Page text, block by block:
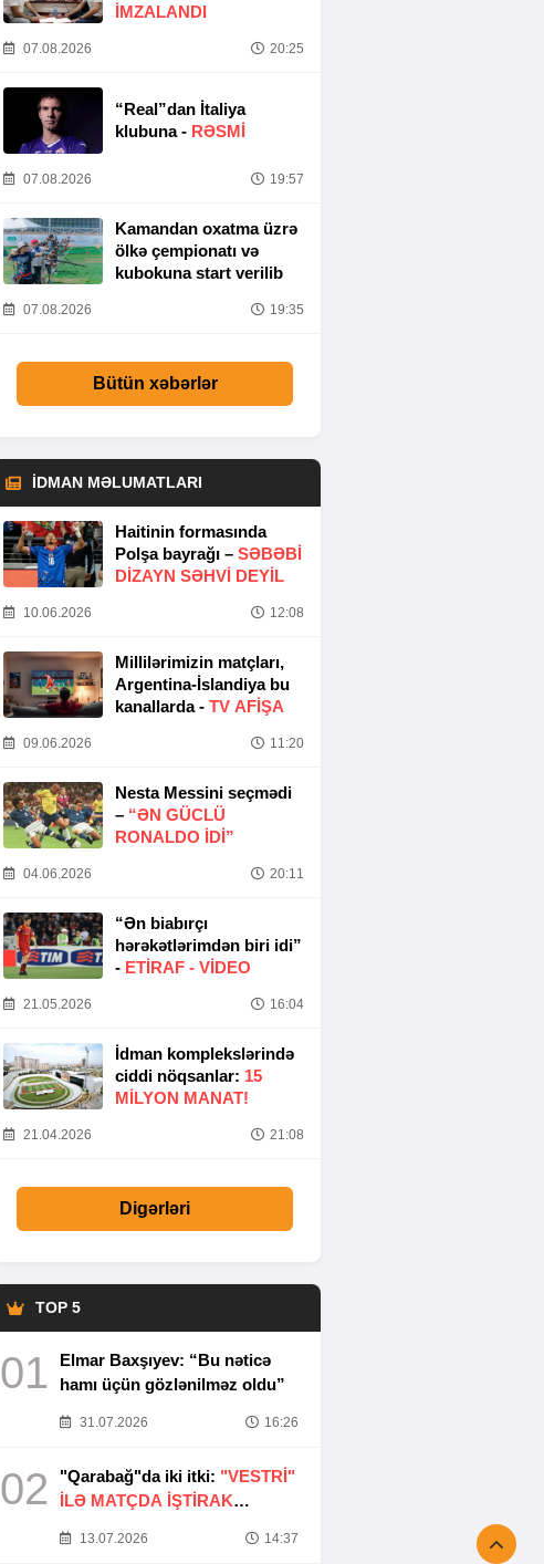
İMZALANDI
07.08.2026 20:25
“Real”dan İtaliya
klubuna - RƏSMİ
07.08.2026 19:57
Kamandan oxatma üzrə
ölkə çempionatı və
kubokuna start verilib
07.08.2026 19:35
Bütün xəbərlər
İDMAN MƏLUMATLARI
Haitinin formasında
Polşa bayrağı – SƏBƏBI
DIZAYN SƏHVI DEYIL
10.06.2026 12:08
Millilərimizin matçları,
Argentina-İslandiya bu
kanallarda - TV AFİŞA
09.06.2026 11:20
Nesta Messini seçmədi
– “ƏN GÜCLÜ
RONALDO IDI”
04.06.2026 20:11
“Ən biabırçı
hərəkətlərimdən biri idi”
- ETIRAF - VİDEO
21.05.2026 16:04
İdman komplekslərində
ciddi nöqsanlar: 15
MILYON MANAT!
21.04.2026 21:08
Digərləri
TOP 5
01
Elmar Baxşıyev: “Bu nəticə
hamı üçün gözlənilməz oldu”
31.07.2026 16:26
02 "Qarabağ"da iki itki: "VESTRİ"
İLƏ MATÇDA İŞTİRAK
13.07.2026 14:37